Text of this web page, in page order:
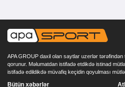
APA GROUP daxil olan saytlar uzerlər tərəfindən
qorunur. Məlumatdan istifadə etdikdə istinad
istifadə edildikdə müvafiq keçidin qoyulması
Bütün xəbərlər